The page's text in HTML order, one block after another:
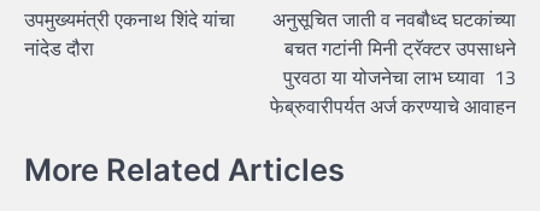
navigation
उपमुख्यमंत्री एकनाथ शिंदे यांचा
नांदेड दौरा
अनुसूचित जाती व नवबौध्द घटकांच्या
बचत गटांनी मिनी ट्रॅक्टर उपसाधने
पुरवठा या योजनेचा लाभ घ्यावा 13
फेब्रुवारीपर्यत अर्ज करण्याचे आवाहन
More Related Articles